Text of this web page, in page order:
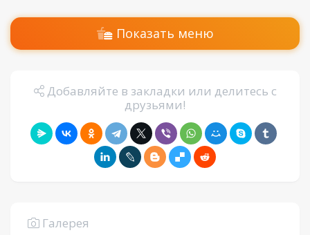
Показать меню
Добавляйте в закладки или делитесь с
друзьями!
Галерея